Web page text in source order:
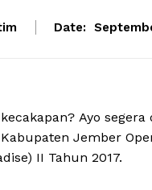
Date:
Ayo segera
Jember
II Tahun 2017.